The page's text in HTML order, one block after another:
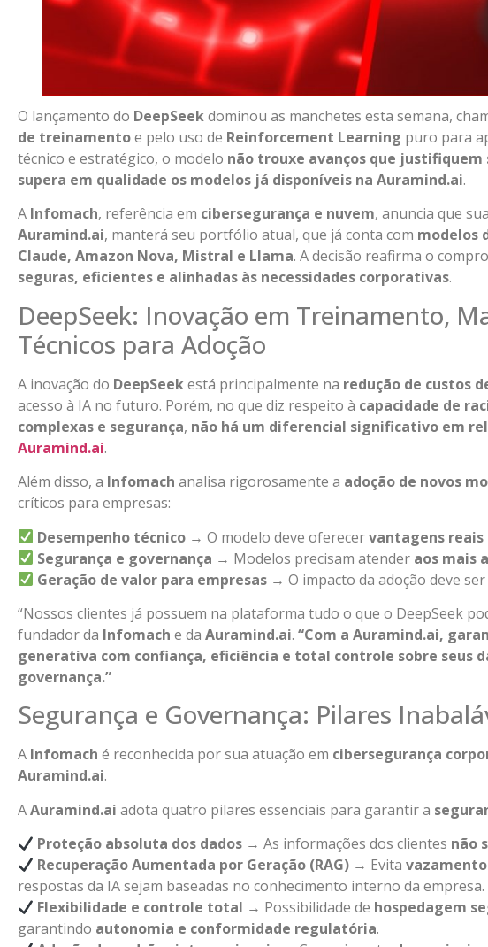
O lançamento do DeepSeekdominou as manchetes esta semana,
de treinamentoe pelo uso de Reinforcement Learning puro para
técnico e estratégico, o modelo não trouxe avanços que
supera em qualidade os modelos já disponíveis na Auramind.ai.
A Infomach, referência em cibersegurança e nuvem, anuncia que
Auramind.ai, manterá seu portfólio atual, que já conta com modelos
Claude, Amazon Nova, Mistral e Llama. A decisão reafirma o
seguras, eficientes e alinhadas às necessidades corporativas.
DeepSeek: Inovação em Treinamento,
Técnicos para Adoção
A inovação do DeepSeekestá principalmente na redução de custos
acesso à IA no futuro. Porém, no que diz respeito à capacidade de
complexas e segurança, não há um diferencial significativo em
Auramind.ai.
Além disso, a Infomach analisa rigorosamente a adoção de novos
críticos para empresas:
Desempenho técnico → O modelo deve oferecervantagens reais
Segurança e governança → Modelos precisam atender aos mais
Geração de valor para empresas → O impacto da adoção deve ser
“Nossos clientes já possuem na plataforma tudo o que o DeepSeek
fundador da Infomach e da Auramind.ai. “Com a Auramind.ai,
generativa com confiança, eficiência e total controle sobre seus
governança.”
Segurança e Governança: Pilares
A Infomach é reconhecida por sua atuação em cibersegurança
Auramind.ai.
AAuramind.ai adota quatro pilares essenciais para garantir a
Proteção absoluta dos dados → As informações dos clientes não
Recuperação Aumentada por Geração (RAG) → Evita
respostas da IA sejam baseadas no conhecimento interno da empresa.
Flexibilidade e controle total → Possibilidade de hospedagem
garantindo autonomia e conformidade regulatória.